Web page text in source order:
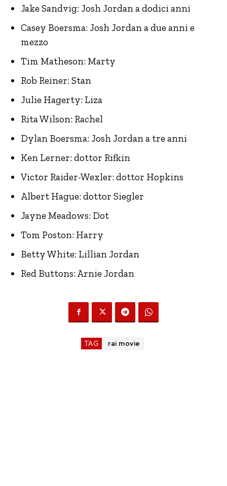
Jake Sandvig: Josh Jordan a dodici anni
Casey Boersma: Josh Jordan a due anni e
mezzo
Tim Matheson: Marty
Rob Reiner: Stan
Julie Hagerty: Liza
Rita Wilson: Rachel
Dylan Boersma: Josh Jordan a tre anni
Ken Lerner: dottor Rifkin
Victor Raider-Wexler: dottor Hopkins
Albert Hague: dottor Siegler
Jayne Meadows: Dot
Tom Poston: Harry
Betty White: Lillian Jordan
Red Buttons: Arnie Jordan
TAG rai movie